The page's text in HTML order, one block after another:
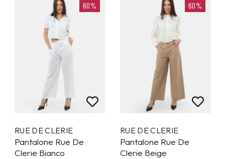
60%
RUE DE CLERIE
Pantalone Rue De
Clerie Bianco
60%
RUE DE CLERIE
Pantalone Rue De
Clerie Beige